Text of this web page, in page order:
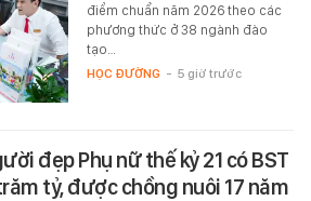
điểm chuẩn năm 2026 theo các
phương thức ở 38 ngành đào
tạo…
HỌC ĐƯỜNG - 5 giờ trước
đẹp Phụ nữ thế kỷ 21 có BST
tỷ, được chồng nuôi 17 năm